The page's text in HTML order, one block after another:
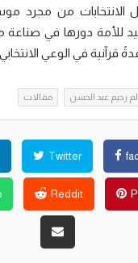
الانتخابات من مجرد
للأمة دورها في
قرآنية في الوعي الانتخابي
رحيم عبد الحسن مقالات
Twitter
Reddit